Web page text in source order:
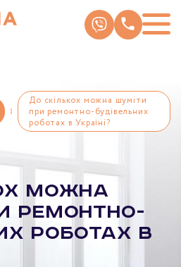
До скількох можна шуміти
при ремонтно-будівельних
роботах в Україні?
можна
ремонтно-
роботах в